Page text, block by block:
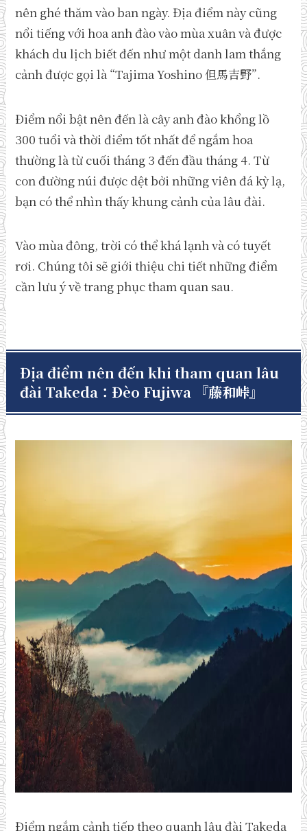
nên ghé thăm vào ban ngày. Địa điểm này cũng
nổi tiếng với hoa anh đào vào mùa xuân và được
khách du lịch biết đến như một danh lam thắng
cảnh được gọi là “Tajima Yoshino 但馬吉野”.
Điểm nổi bật nên đến là cây anh đào khổng lồ
300 tuổi và thời điểm tốt nhất để ngắm hoa
thường là từ cuối tháng 3 đến đầu tháng 4. Từ
con đường núi được dệt bởi những viên đá kỳ lạ,
bạn có thể nhìn thấy khung cảnh của lâu đài.
Vào mùa đông, trời có thể khá lạnh và có tuyết
rơi. Chúng tôi sẽ giới thiệu chi tiết những điểm
cần lưu ý về trang phục tham quan sau.
Địa điểm nên đến khi tham quan lâu
đài Takeda：Đèo Fujiwa 『藤和峠』
Điểm ngắm cảnh tiếp theo quanh lâu đài Takeda